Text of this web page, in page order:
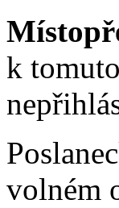
k
volném